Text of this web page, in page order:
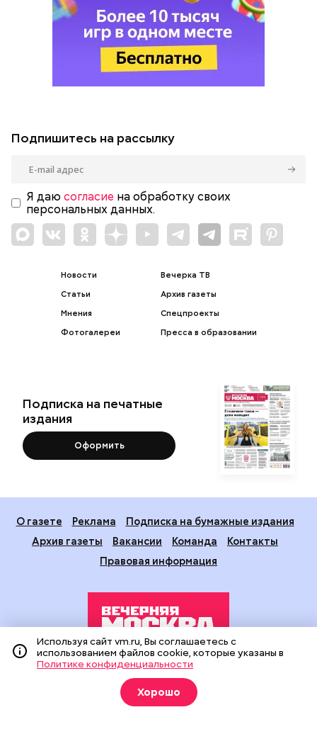
Подпишитесь на рассылку
Я даю согласие на обработку своих
персональных данных.
Новости
Статьи
Мнения
Фотогалереи
Вечерка ТВ
Архив газеты
Спецпроекты
Пресса в образовании
Подписка на печатные
издания
Оформить
О газете Реклама
Подписка на бумажные издания
Архив газеты
Вакансии Команда
Контакты
Правовая информация
Издание создано при финансовой поддержке Департамента
средств массовой информации и рекламы города Москвы.
На сайте применяются рекомендательные технологии
(информационные технологии предоставления информации
Используя сайт vm.ru, Вы соглашаетесь с
использованием файлов cookie, которые указаны в
Политике конфиденциальности
Хорошо